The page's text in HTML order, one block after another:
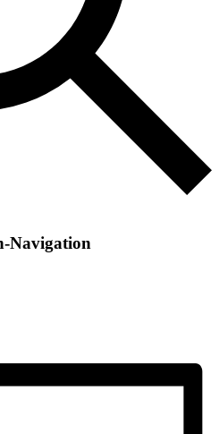
Navigation